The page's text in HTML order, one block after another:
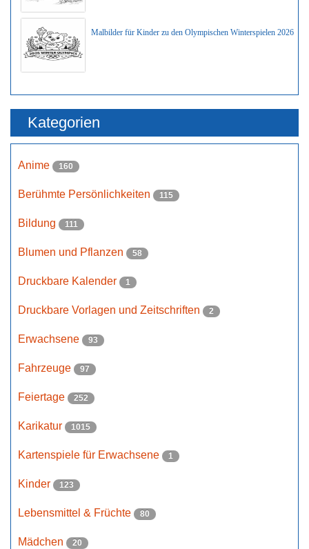
Malbilder für Kinder zu den Olympischen Winterspielen 2026
Kategorien
Anime 160
Berühmte Persönlichkeiten 115
Bildung 111
Blumen und Pflanzen 58
Druckbare Kalender 1
Druckbare Vorlagen und Zeitschriften 2
Erwachsene 93
Fahrzeuge 97
Feiertage 252
Karikatur 1015
Kartenspiele für Erwachsene 1
Kinder 123
Lebensmittel & Früchte 80
Mädchen 20